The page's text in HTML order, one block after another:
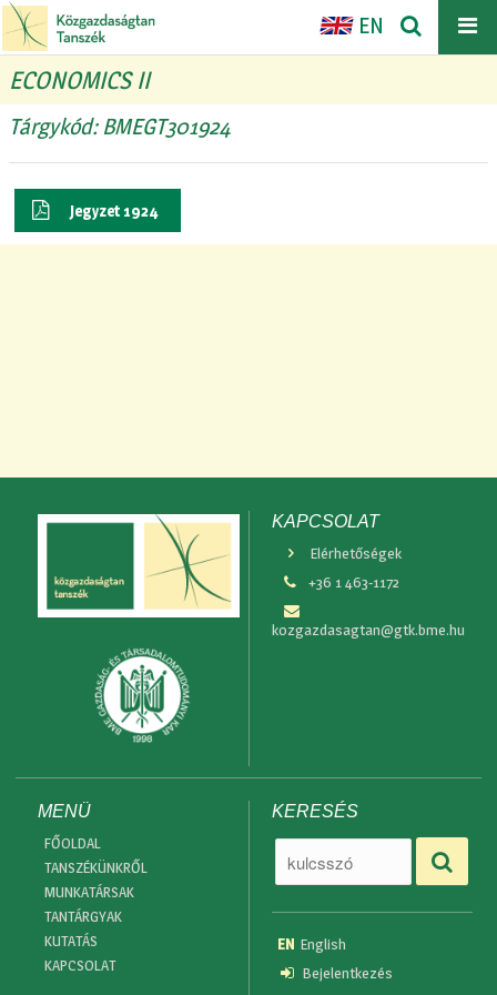
EN
ECONOMICS II
Tárgykód: BMEGT301924
Jegyzet 1924
KAPCSOLAT
Elérhetőségek
+36 1 463-1172
kozgazdasagtan@gtk.bme.hu
MENÜ
FŐOLDAL
TANSZÉKÜNKRŐL
MUNKATÁRSAK
TANTÁRGYAK
KUTATÁS
KAPCSOLAT
KERESÉS
EN English
Bejelentkezés